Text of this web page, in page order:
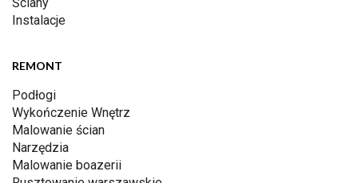
Instalacje
REMONT
Podłogi
Wykończenie Wnętrz
Malowanie ścian
Narzędzia
Malowanie boazerii